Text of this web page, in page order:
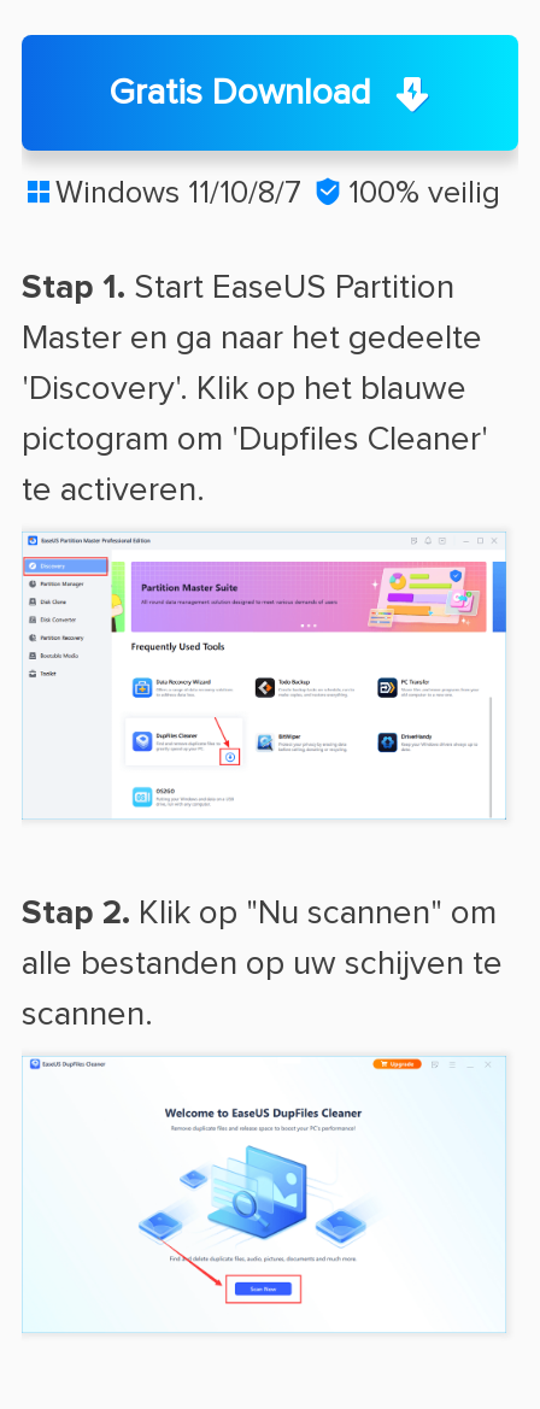
Gratis Download
 Windows 11/10/8/7  100% veilig
Stap 1. Start EaseUS Partition
Master en ga naar het gedeelte
'Discovery'. Klik op het blauwe
pictogram om 'Dupfiles Cleaner'
te activeren.
Stap 2. Klik op "Nu scannen" om
alle bestanden op uw schijven te
scannen.